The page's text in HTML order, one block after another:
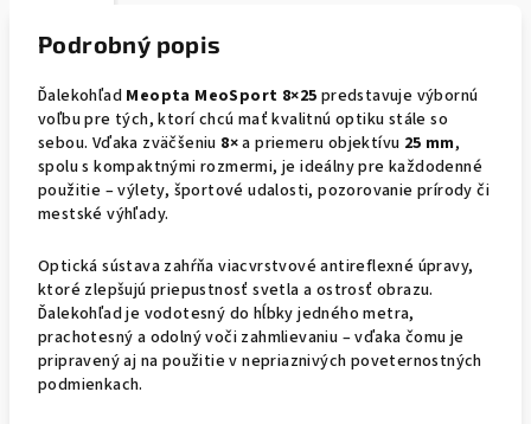
Podrobný popis
Ďalekohľad Meopta MeoSport 8×25 predstavuje výbornú
voľbu pre tých, ktorí chcú mať kvalitnú optiku stále so
sebou. Vďaka zväčšeniu 8×a priemeru objektívu 25 mm,
spolu s kompaktnými rozmermi, je ideálny pre každodenné
použitie – výlety, športové udalosti, pozorovanie prírody či
mestské výhľady.
Optická sústava zahŕňa viacvrstvové antireflexné úpravy,
ktoré zlepšujú priepustnosť svetla a ostrosť obrazu.
Ďalekohľad je vodotesný do hĺbky jedného metra,
prachotesný a odolný voči zahmlievaniu – vďaka čomu je
pripravený aj na použitie v nepriaznivých poveternostných
podmienkach.